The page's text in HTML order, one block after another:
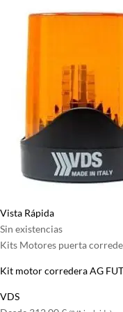
Vista Rápida
Sin existencias
Kits Motores puerta
Kit motor corredera AG
VDS